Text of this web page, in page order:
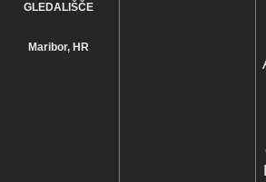
GLEDALIŠČE
Maribor, HR